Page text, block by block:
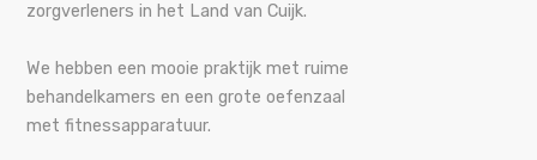
zorgverleners in het Land van Cuijk.
We hebben een mooie praktijk met ruime
behandelkamers en een grote oefenzaal
met fitnessapparatuur.